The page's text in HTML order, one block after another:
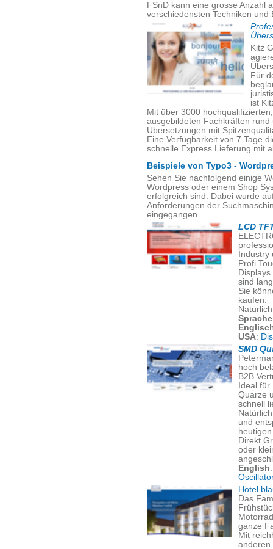
FSnD kann eine grosse Anzahl
verschiedensten Techniken und
Kitz
Für
ist
Mit über 3000
ausgebildeten Fachkräften
Übersetzungen mit
Eine Verfügbarkeit von 7 Tage
schnelle Express Lieferung mit
Beispiele von Typo3 -
Sehen Sie nachfolgend einige
Wordpress oder einem Shop
erfolgreich sind. Dabei wurde
Anforderungen der
eingegangen.
LCD
Profi
sind
Sie
kaufen.
USA:
SMD
hoch
B2B
Ideal
Quarze
schnell
und
Direkt
oder
English
Hotel
Das
ganze
Mit
anderen